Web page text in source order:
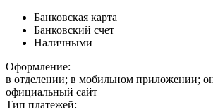
Банковская карта
Банковский счет
Наличными
Оформление:
в отделении; в мобильном приложении;
официальный сайт
Тип платежей: